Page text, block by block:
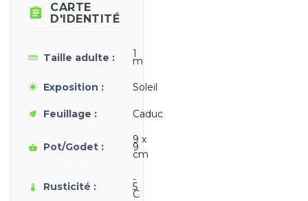

CARTE
D'IDENTITÉ
straighten Taille adulte : 1
m
wb_sunny Exposition : Soleil
eco Feuillage : Caduc
shopping_basket Pot/Godet :
9 x
9
cm
thermostat Rusticité :
-
5
C